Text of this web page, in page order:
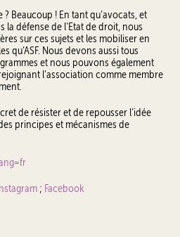
Beaucoup ! En tant qu’avocats, et
défense de l’Etat de droit, nous
sur ces sujets et les mobiliser en
qu’ASF. Nous devons aussi tous
et nous pouvons également
l’association comme membre
de résister et de repousser l’idée
principes et mécanismes de
; Facebook